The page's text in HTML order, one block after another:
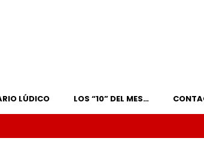
LÚDICO LOS “10” DEL MES…